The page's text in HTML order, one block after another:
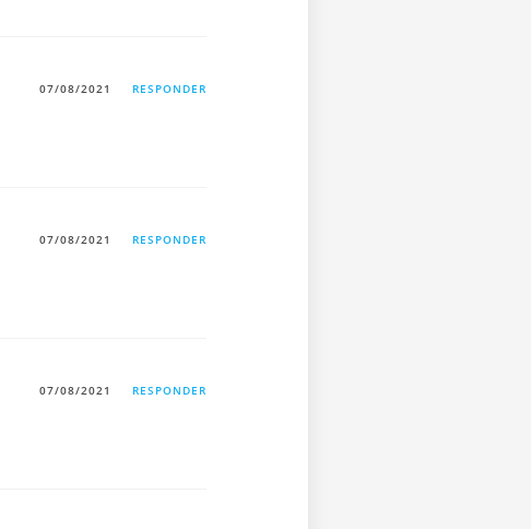
07/08/2021 RESPONDER
07/08/2021 RESPONDER
07/08/2021 RESPONDER